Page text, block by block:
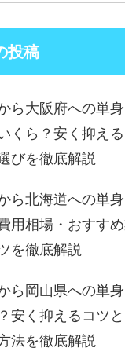
投稿
ら大阪府への単
くら？安く抑え
びを徹底解説
ら北海道への単
用相場・おすす
を徹底解説
ら岡山県への単
安く抑えるコツ
法を徹底解説